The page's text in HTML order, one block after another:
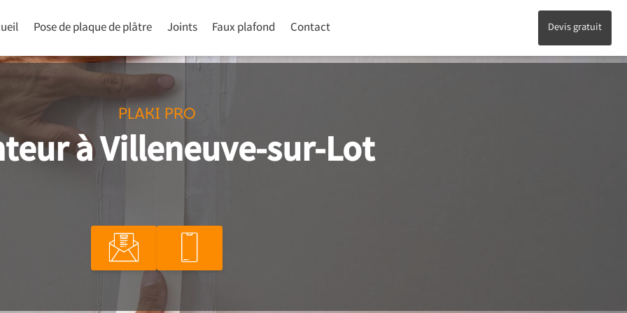
Pose de plaque de plâtre Joints Faux plafond Contact Devis gratuit
PLAKI PRO
à Villeneuve-sur-Lot